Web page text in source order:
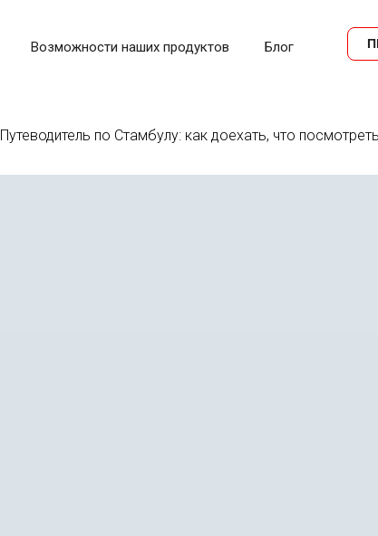
Блог
Возможности наших продуктов
Путеводитель по Стамбулу: как доехать, что посмотреть